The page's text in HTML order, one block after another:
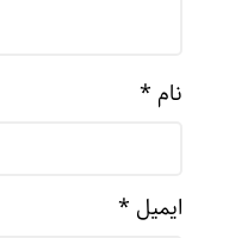
نام *
ایمیل *